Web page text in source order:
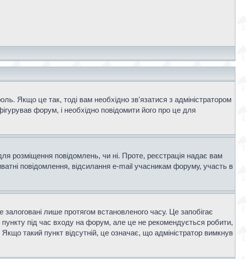
Якщо це так, тоді вам необхідно зв'язатися з адміністратором
форум, і необхідно повідомити його про це для
розміщення повідомлень, чи ні. Проте, реєстрація надає вам
повідомлення, відсилання e-mail учасникам форуму, участь в
лише протягом встановленого часу. Це запобігає
під час входу на форум, але це не рекомендується робити,
такий пункт відсутній, це означає, що адміністратор вимкнув